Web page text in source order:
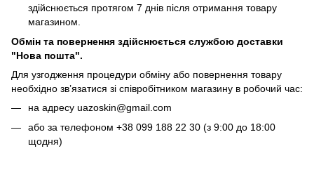
здійснюється протягом 7 днів після отримання товару
магазином.
Обмін та повернення здійснюється службою доставки
"Нова пошта".
Для узгодження процедури обміну або повернення товару
необхідно зв’язатися зі співробітником магазину в робочий час:
на адресу uazoskin@gmail.com
або за телефоном +38 099 188 22 30 (з 9:00 до 18:00
щодня)